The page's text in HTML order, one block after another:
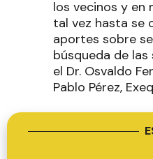
los vecinos y en
tal vez hasta se
aportes sobre
búsqueda de
el Dr. Osvaldo
Pablo Pérez,